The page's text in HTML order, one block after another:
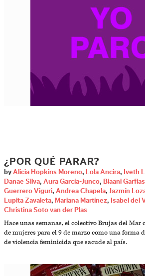
¿POR QUÉ PARAR?
by Alicia Hopkins Moreno, Lola Ancira, Iveth
Danae Silva, Aura García-Junco, Biaani
Guerrero Viguri, Andrea Chapela, Jazmín
Lupita Zavaleta, Mariana Martínez, Isabel del
Christina Soto van der Plas
Hace unas semanas, el colectivo Brujas del Mar
de mujeres para el 9 de marzo como una forma
de violencia feminicida que sacude al país.